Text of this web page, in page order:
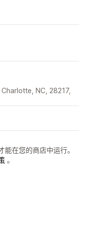
NC, 28217,
在您的商店中运行。
。